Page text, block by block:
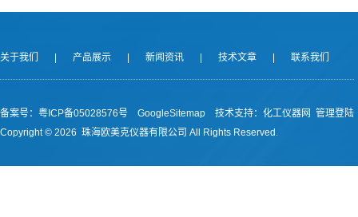
关于我们 产品展示 新闻资讯 技术文章 联系我们
备案号： 粤ICP备05028576号 GoogleSitemap 技术支持： 化工仪器网 管理登陆
Copyright © 2026 珠海欧美克仪器有限公司 All Rights Reserved.